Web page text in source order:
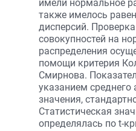
имели нормальное
также имелось
дисперсий.
совокупностей на
распределения
помощи критерия
Смирнова.
указанием
значения,
Статистическая
определялась по t-